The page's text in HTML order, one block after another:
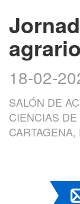
18-02-
SALÓN DE
CIENCIAS
CARTAGENA,